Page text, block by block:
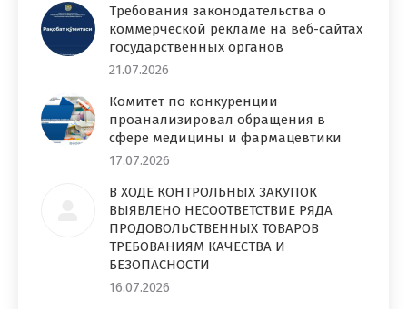
Требования законодательства о
коммерческой рекламе на веб-сайтах
государственных органов
21.07.2026
Комитет по конкуренции
проанализировал обращения в
сфере медицины и фармацевтики
17.07.2026
В ХОДЕ КОНТРОЛЬНЫХ ЗАКУПОК
ВЫЯВЛЕНО НЕСООТВЕТСТВИЕ РЯДА
ПРОДОВОЛЬСТВЕННЫХ ТОВАРОВ
ТРЕБОВАНИЯМ КАЧЕСТВА И
БЕЗОПАСНОСТИ
16.07.2026